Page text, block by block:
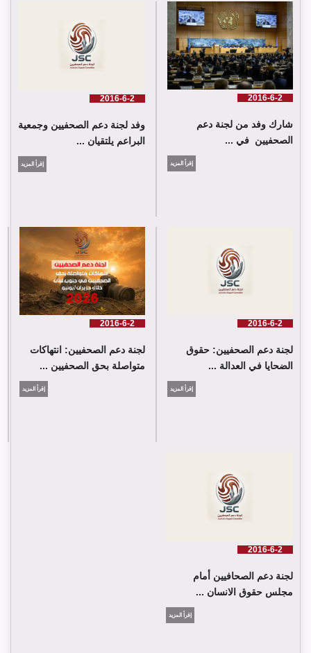
لجنة دعم الصحفيين تلتقي اللجنة الدولية للصليب الأحمر في جنيف
اللجنة كلمة باسم جمعية البراعم للعمل الاجتماعي
2016-6-2
شارك وفد من لجنة دعم
الصحفيين في ...
إقرأ المزيد
2016-6-2
وفد لجنة دعم الصحفيين وجمعية
البراعم يلتقيان ...
إقرأ المزيد
2016-6-2
لجنة دعم الصحفيين: حقوق
الضحايا في العدالة ...
إقرأ المزيد
2016-6-2
لجنة دعم الصحفيين: انتهاكات
متواصلة بحق الصحفيين ...
إقرأ المزيد
2016-6-2
لجنة دعم الصحافيين أمام
مجلس حقوق الانسان ...
إقرأ المزيد